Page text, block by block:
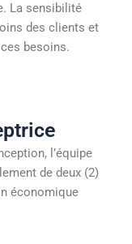
La sensibilité
des clients et
besoins.
l’équipe
de deux (2)
économique